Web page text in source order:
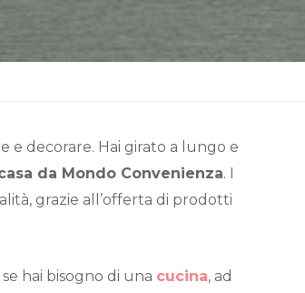
e decorare. Hai girato a lungo e
da Mondo Convenienza. I
grazie all’offerta di prodotti
se hai bisogno di una cucina, ad